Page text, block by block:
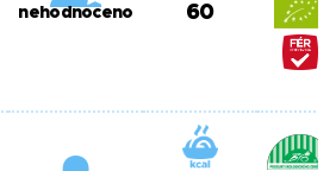
nehodnoceno 60